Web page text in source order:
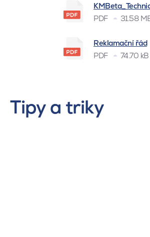
PDF
31.58
Reklamační řád
PDF
74.70 kB
Tipy a triky